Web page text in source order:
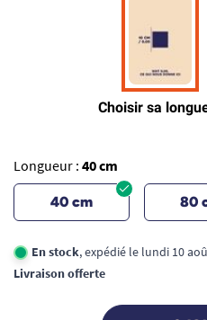
Longueur : 40 cm
40 cm 80
En stock, expédié le lundi 10
Livraison offerte